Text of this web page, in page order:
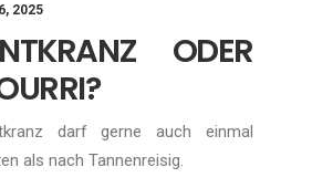
2025
ODER
darf gerne auch einmal
als nach Tannenreisig.